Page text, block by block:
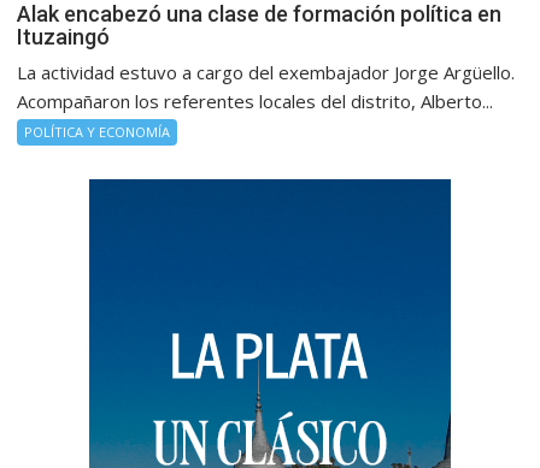
Alak encabezó una clase de formación política en
Ituzaingó
La actividad estuvo a cargo del exembajador Jorge Argüello.
Acompañaron los referentes locales del distrito, Alberto...
POLÍTICA Y ECONOMÍA